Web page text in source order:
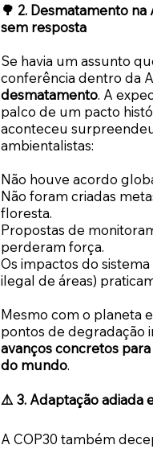
🌳 2. Desmatamento
sem resposta
Se havia um assunto
conferência dentro da
desmatamento. A
palco de um pacto
aconteceu
ambientalistas:
Não houve acordo
Não foram criadas
floresta.
Propostas de
perderam força.
Os impactos do
ilegal de áreas)
Mesmo com o planeta
pontos de degradação
avanços concretos
do mundo.
⚠️ 3. Adaptação adiada
A COP30 também